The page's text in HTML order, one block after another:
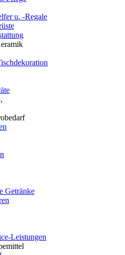
u. -Regale
Getränke
Leistungen